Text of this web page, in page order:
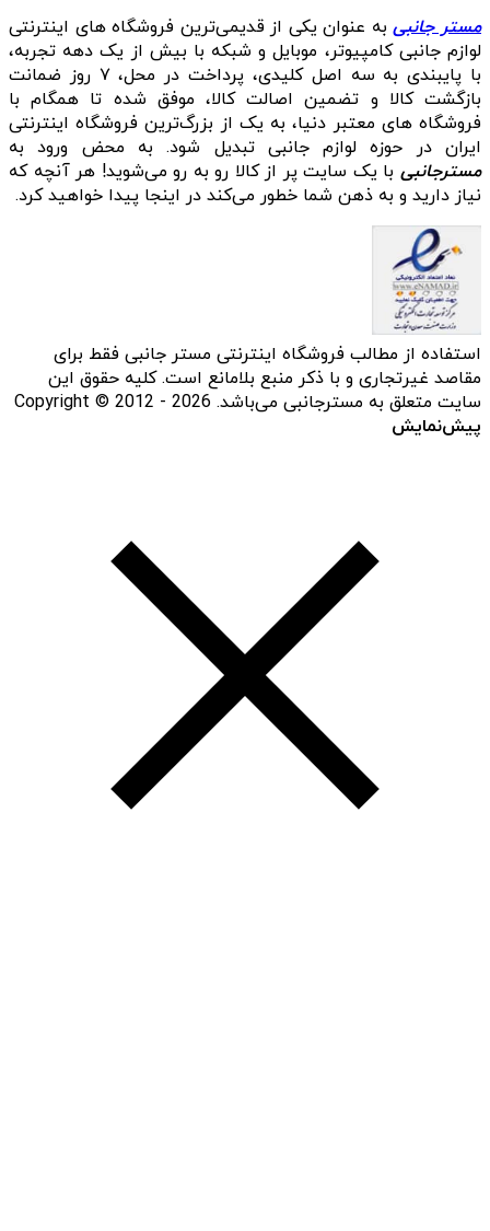
مستر جانبیبه عنوان یکی از قدیمی‌ترین فروشگاه های اینترنتی
لوازم جانبی کامپیوتر، موبایل و شبکه با بیش از یک دهه تجربه،
با پایبندی به سه اصل کلیدی، پرداخت در محل، ۷ روز ضمانت
بازگشت کالا و تضمین اصالت کالا، موفق شده تا همگام با
فروشگاه‌ های معتبر دنیا، به یک از بزرگ‌ترین فروشگاه اینترنتی
ایران در حوزه لوازم جانبی تبدیل شود. به محض ورود به
مسترجانبی با یک سایت پر از کالا رو به رو می‌شوید! هر آنچه که
نیاز دارید و به ذهن شما خطور می‌کند در اینجا پیدا خواهید کرد.
استفاده از مطالب فروشگاه اینترنتی مستر جانبی فقط برای
مقاصد غیرتجاری و با ذکر منبع بلامانع است. کلیه حقوق این
سایت متعلق به مسترجانبی می‌باشد. Copyright © 2012 - 2026
پیش‌نمایش